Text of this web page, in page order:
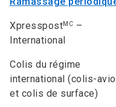
XpresspostMC –
International
Colis du régime
international (colis-
et colis de surface)